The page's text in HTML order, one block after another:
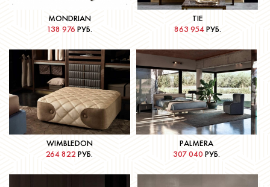
Подробнее
MONDRIAN
138 976 РУБ.
Подробнее
TIE
863 954РУБ.
WIMBLEDON
264 822РУБ.
PALMERA
307 040РУБ.